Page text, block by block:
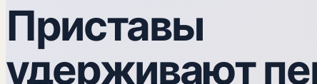
Приставы
удерживают